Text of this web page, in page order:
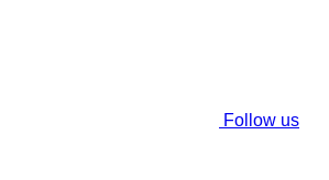
Follow us